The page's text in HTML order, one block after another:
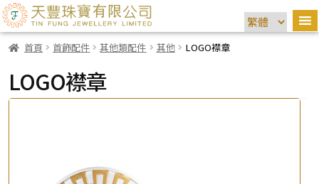
首頁 首飾配件 其他類配件 其他 LOGO襟章
LOGO襟章